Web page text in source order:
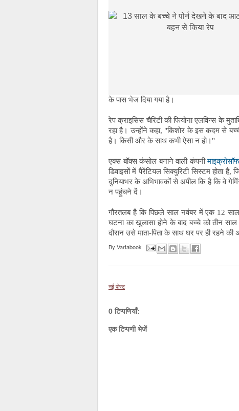
के पास भेज दिया गया है।
रेप क्राइसिस चैरिटी की फियोना एलविन्स के
रहा है। उन्होंने कहा, "किशोर के इस कदम से
है। किसी और के साथ कभी ऐसा न हो।"
एक्स बॉक्स कंसोल बनाने वाली कंपनी
डिवाइसों में पैरेंटियल सिक्युरिटी सिस्टम
दुनियाभर के अभिभावकों से अपील कि है कि वे
न पहुंचने दें।
गौरतलब है कि पिछले साल नवंबर में एक 12
घटना का खुलासा होने के बाद बच्चे को तीन साल
दौरान उसे माता-पिता के साथ घर पर ही रहने
By Vartabook
नई पोस्ट
0 टिप्पणियाँ:
एक टिप्पणी भेजें